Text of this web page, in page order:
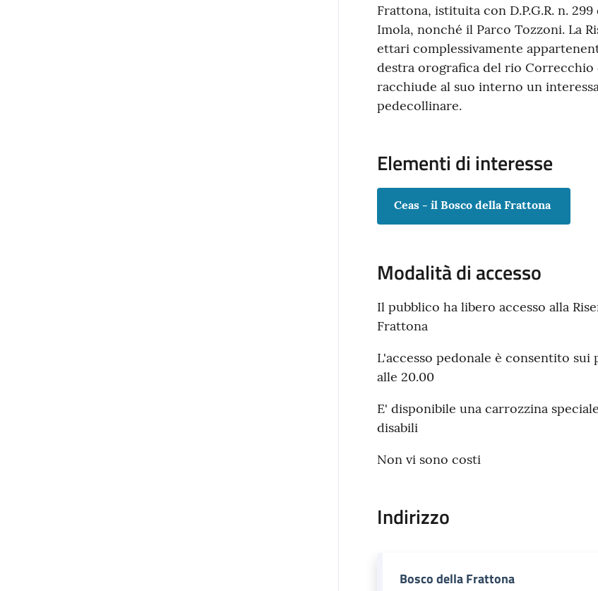
Frattona, istituita con D.P.G.R. n.
Imola, nonché il Parco Tozzoni. La
ettari complessivamente
destra orografica del rio
racchiude al suo interno un
pedecollinare.
Elementi di interesse
Ceas - il Bosco della Frattona
Modalità di accesso
Il pubblico ha libero accesso alla
Frattona
L'accesso pedonale è consentito
alle 20.00
E' disponibile una carrozzina
disabili
Non vi sono costi
Indirizzo
Bosco della Frattona